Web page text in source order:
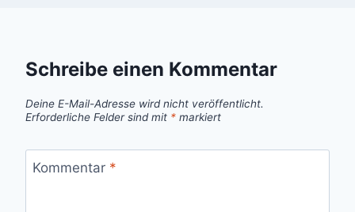
Schreibe einen Kommentar
Deine E-Mail-Adresse wird nicht veröffentlicht.
Erforderliche Felder sind mit * markiert
Kommentar *